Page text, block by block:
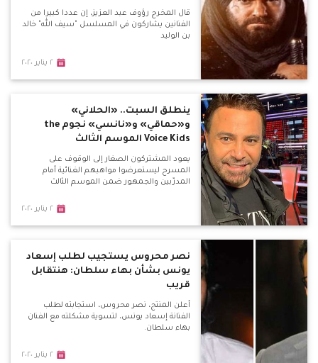
قال المخرج رؤوف عبد العزيز، إن عددا كبيرا من
الفنانين يشاركون في المسلسل "سيف الله" خالد
بن الوليد
٢ يناير ٢٠٢٠
ينطلق السبت.. «الحلاني»
و«حماقي» و«نانسي» نجوم the
Voice Kids الموسم الثالث
يعود المشتركون الصغار إلى الوقوف على
المسرح ليستعرضوا مواهبهم الغنائية أمام
المدرّبين والجمهور ضمن الموسم الثالث
٢ يناير ٢٠٢٠
نصر محروس يستجيب لطلب إسعاد
يونس بشأن بهاء سلطان: هنتقابل
قريب
أعلن المنتج، نصر محروس، استجابته لطلب
الفنانة إسعاد يونس، لتسوية مشكلته مع الفنان
بهاء سلطان.
٢ يناير ٢٠٢٠